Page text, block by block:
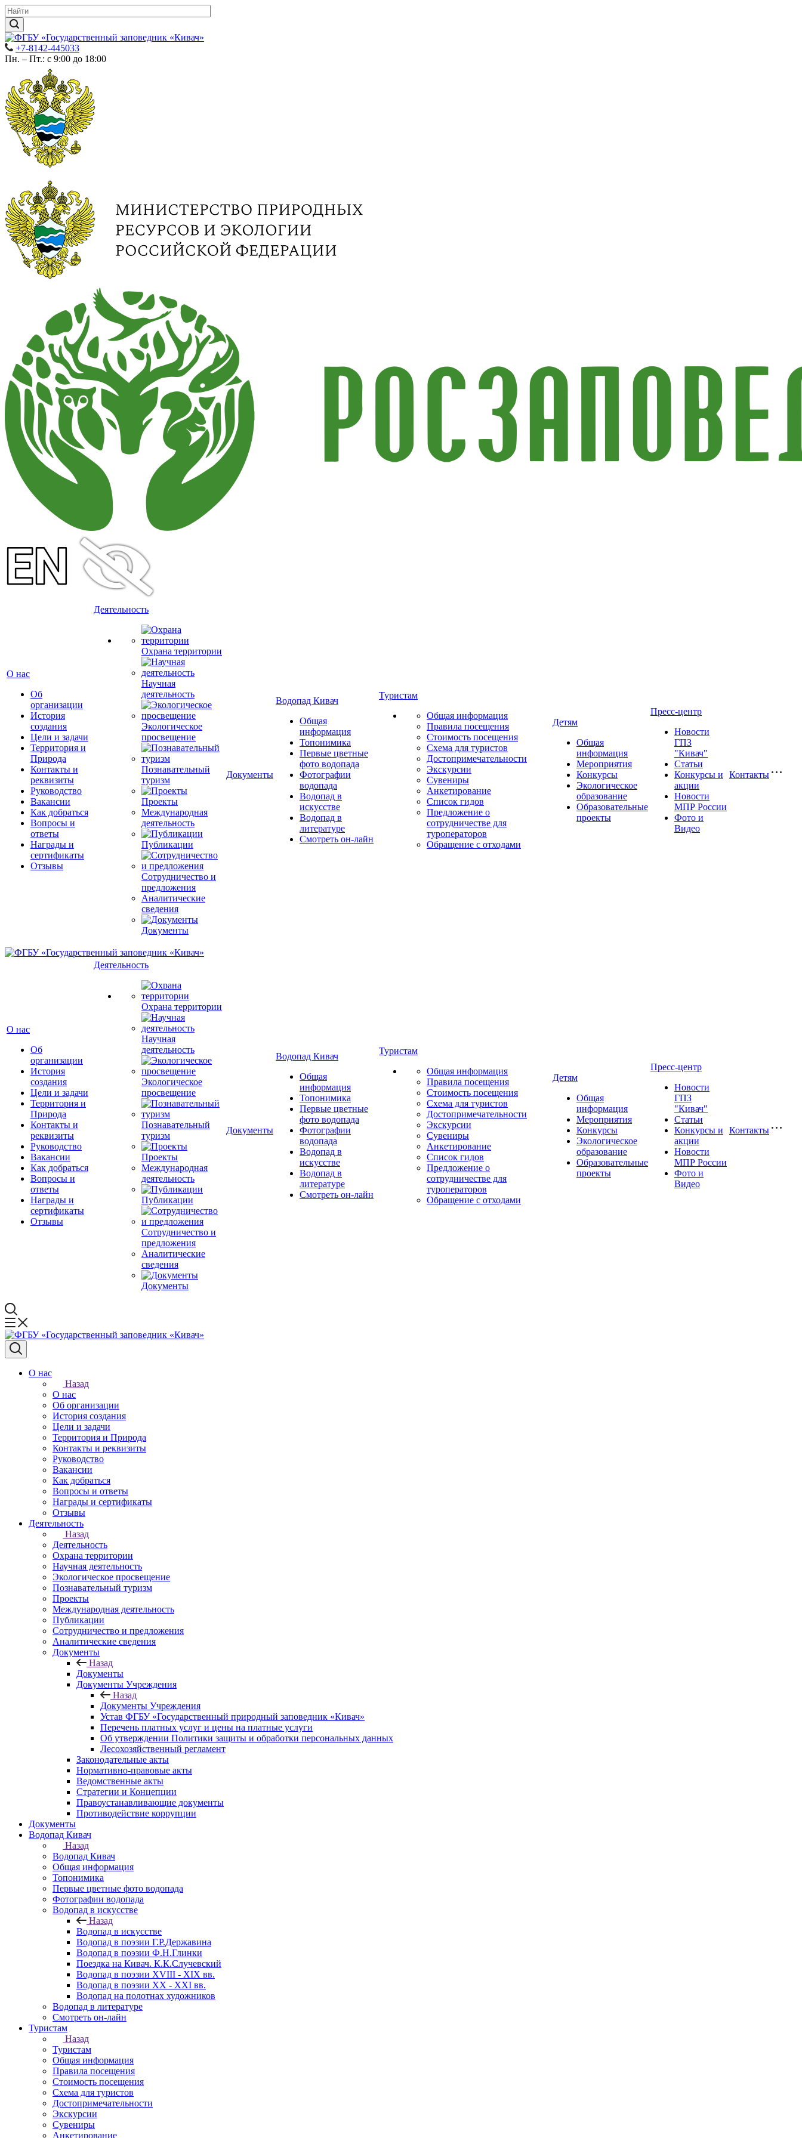
+7-8142-445033
Пн. – Пт.: с 9:00 до 18:00
О нас
Об
организации
История
создания
Цели и задачи
Территория и
Природа
Контакты и
реквизиты
Руководство
Вакансии
Как добраться
Вопросы и
ответы
Награды и
сертификаты
Отзывы
Деятельность
Охрана территории
Научная
деятельность
Экологическое
просвещение
Познавательный
туризм
Проекты
Международная
деятельность
Публикации
Сотрудничество и
предложения
Аналитические
сведения
Документы
Документы
Водопад Кивач
Общая
информация
Топонимика
Первые цветные
фото водопада
Фотографии
водопада
Водопад в
искусстве
Водопад в
литературе
Смотреть он-лайн
Туристам
Общая информация
Правила посещения
Стоимость посещения
Схема для туристов
Достопримечательности
Экскурсии
Сувениры
Анкетирование
Список гидов
Предложение о
сотрудничестве для
туроператоров
Обращение с отходами
Детям
Общая
информация
Мероприятия
Конкурсы
Экологическое
образование
Образовательные
проекты
Пресс-центр
Новости
ГПЗ
"Кивач"
Статьи
Конкурсы и
акции
Новости
МПР России
Фото и
Видео
Контакты
О нас
Об
организации
История
создания
Цели и задачи
Территория и
Природа
Контакты и
реквизиты
Руководство
Вакансии
Как добраться
Вопросы и
ответы
Награды и
сертификаты
Отзывы
Деятельность
Охрана территории
Научная
деятельность
Экологическое
просвещение
Познавательный
туризм
Проекты
Международная
деятельность
Публикации
Сотрудничество и
предложения
Аналитические
сведения
Документы
Документы
Водопад Кивач
Общая
информация
Топонимика
Первые цветные
фото водопада
Фотографии
водопада
Водопад в
искусстве
Водопад в
литературе
Смотреть он-лайн
Туристам
Общая информация
Правила посещения
Стоимость посещения
Схема для туристов
Достопримечательности
Экскурсии
Сувениры
Анкетирование
Список гидов
Предложение о
сотрудничестве для
туроператоров
Обращение с отходами
Детям
Общая
информация
Мероприятия
Конкурсы
Экологическое
образование
Образовательные
проекты
Пресс-центр
Новости
ГПЗ
"Кивач"
Статьи
Конкурсы и
акции
Новости
МПР России
Фото и
Видео
Контакты
О нас
Назад
О нас
Об организации
История создания
Цели и задачи
Территория и Природа
Контакты и реквизиты
Руководство
Вакансии
Как добраться
Вопросы и ответы
Награды и сертификаты
Отзывы
Деятельность
Назад
Деятельность
Охрана территории
Научная деятельность
Экологическое просвещение
Познавательный туризм
Проекты
Международная деятельность
Публикации
Сотрудничество и предложения
Аналитические сведения
Документы
Назад
Документы
Документы Учреждения
Назад
Документы Учреждения
Устав ФГБУ «Государственный природный заповедник «Кивач»
Перечень платных услуг и цены на платные услуги
Об утверждении Политики защиты и обработки персональных данных
Лесохозяйственный регламент
Законодательные акты
Нормативно-правовые акты
Ведомственные акты
Стратегии и Концепции
Правоустанавливающие документы
Противодействие коррупции
Документы
Водопад Кивач
Назад
Водопад Кивач
Общая информация
Топонимика
Первые цветные фото водопада
Фотографии водопада
Водопад в искусстве
Назад
Водопад в искусстве
Водопад в поэзии Г.Р.Державина
Водопад в поэзии Ф.Н.Глинки
Поездка на Кивач. К.К.Случевский
Водопад в поэзии XVIII - XIX вв.
Водопад в поэзии XX - XXI вв.
Водопад на полотнах художников
Водопад в литературе
Смотреть он-лайн
Туристам
Назад
Туристам
Общая информация
Правила посещения
Стоимость посещения
Схема для туристов
Достопримечательности
Экскурсии
Сувениры
Анкетирование